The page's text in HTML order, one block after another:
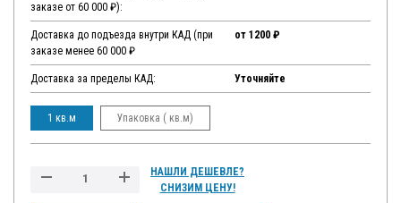
заказе от 60 000 ₽):
Доставка до подъезда внутри КАД (при
заказе менее 60 000 ₽
от 1200 ₽
Доставка за пределы КАД: Уточняйте
1 кв.м Упаковка ( кв.м)
НАШЛИ ДЕШЕВЛЕ?
СНИЗИМ ЦЕНУ!